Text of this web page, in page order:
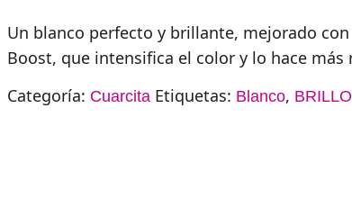
Un blanco perfecto y brillante, mejorado
Boost, que intensifica el color y lo hace más
Categoría: Cuarcita Etiquetas: Blanco, BRILLO